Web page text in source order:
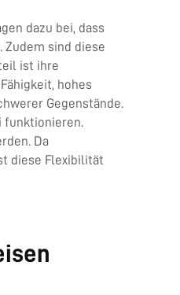
dazu bei, dass
sind diese
ist ihre
hohes
Gegenstände.
funktionieren.
Da
diese Flexibilität